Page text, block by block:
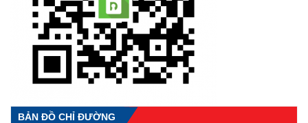
BẢN ĐỒ CHỈ ĐƯỜNG